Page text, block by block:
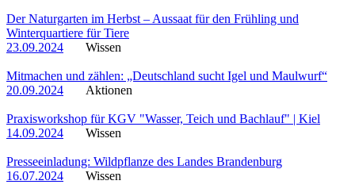
Der Naturgarten im Herbst – Aussaat für den Frühling und
Winterquartiere für Tiere
23.09.2024
Wissen
Mitmachen und zählen: „Deutschland sucht Igel und Maulwurf“
20.09.2024
Aktionen
Praxisworkshop für KGV "Wasser, Teich und Bachlauf" | Kiel
14.09.2024
Wissen
Presseeinladung: Wildpflanze des Landes Brandenburg
16.07.2024
Wissen